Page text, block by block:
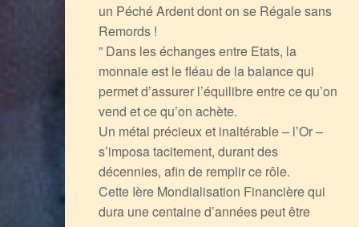
un Péché Ardent dont on se Régale sans
Remords !
” Dans les échanges entre Etats, la
monnaie est le fléau de la balance qui
permet d’assurer l’équilibre entre ce qu’on
vend et ce qu’on achète.
Un métal précieux et inaltérable – l’Or –
s’imposa tacitement, durant des
décennies, afin de remplir ce rôle.
Cette Ière Mondialisation Financière qui
dura une centaine d’années peut être